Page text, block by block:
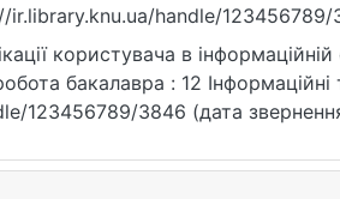
ir.library.knu.ua/handle/123456789/
користувача в інформаційній
бакалавра : 12 Інформаційні
123456789/3846 (дата